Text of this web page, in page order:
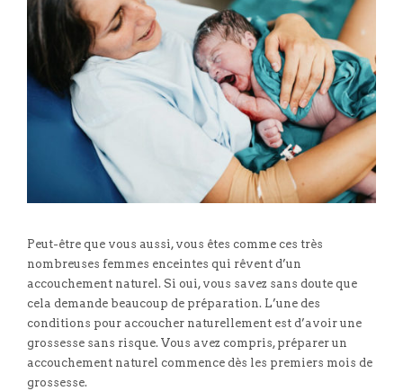
Peut-être que vous aussi, vous êtes comme ces très
nombreuses femmes enceintes qui rêvent d’un
accouchement naturel. Si oui, vous savez sans doute que
cela demande beaucoup de préparation. L’une des
conditions pour accoucher naturellement est d’avoir une
grossesse sans risque. Vous avez compris, préparer un
accouchement naturel commence dès les premiers mois de
grossesse.